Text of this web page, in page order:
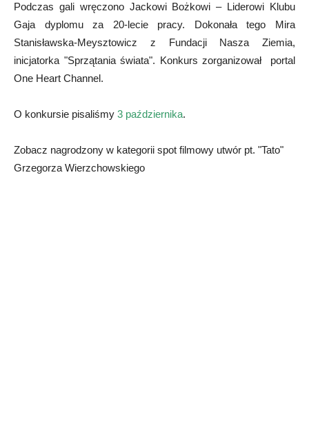
Podczas gali wręczono Jackowi Bożkowi – Liderowi Klubu
Gaja dyplomu za 20-lecie pracy. Dokonała tego Mira
Stanisławska-Meysztowicz z Fundacji Nasza Ziemia,
inicjatorka "Sprzątania świata". Konkurs zorganizował portal
One Heart Channel.
O konkursie pisaliśmy 3 października.
Zobacz nagrodzony w kategorii spot filmowy utwór pt. "Tato"
Grzegorza Wierzchowskiego